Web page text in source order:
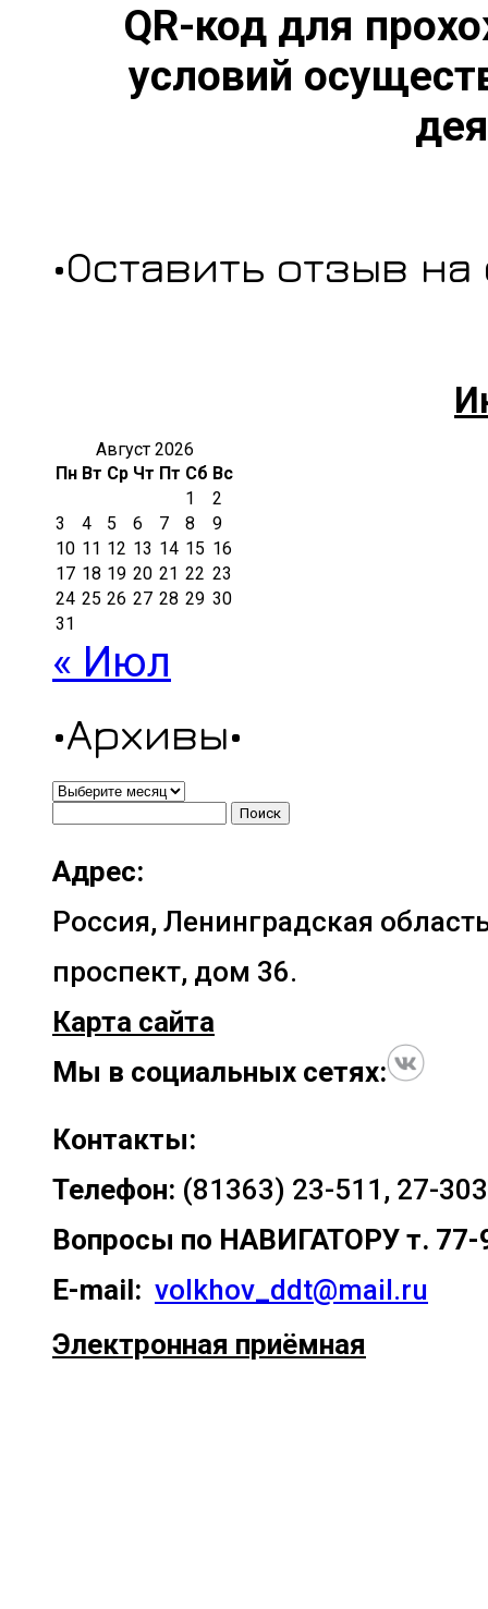
QR-код для
условий
•Оставить отзыв на
Август 2026
Пн Вт Ср Чт Пт Сб Вс
1
2
3
4 5 6 7 8
9
10 11 12 13 14 15 16
17 18 19 20 21 22 23
24 25 26 27 28 29 30
31
« Июл
•Архивы•
•Архивы•
Адрес:
Россия, Ленинградская
проспект, дом 36.
Карта сайта
Мы в социальных сетях:
Контакты:
Телефон: (81363) 23-511, 27-303
Вопросы по НАВИГАТОРУ т. 77-
E-mail: volkhov_ddt@mail.ru
Электронная приёмная